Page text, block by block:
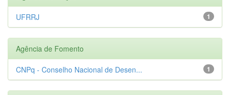
1
UFRRJ
Agência de Fomento
1
CNPq - Conselho Nacional de Desen...